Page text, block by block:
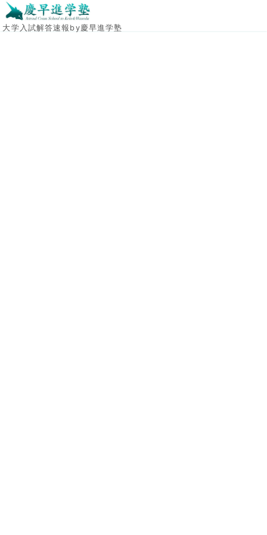
大学入試解答速報by慶早進学塾